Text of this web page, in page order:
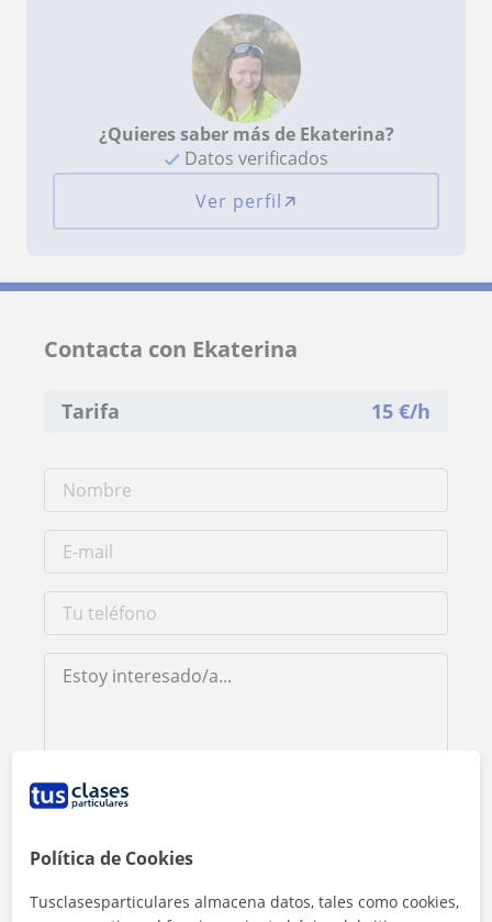
¿Quieres saber más de Ekaterina?
Datos verificados
Ver perfil
Contacta con Ekaterina
Tarifa 15 €/h
Al hacer clic, aceptas nuestro
Contactar ahora
Política de Cookies
Tusclasesparticulares almacena datos, tales como cookies,